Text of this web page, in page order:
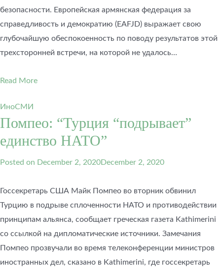
безопасности. Европейская армянская федерация за
справедливость и демократию (EAFJD) выражает свою
глубочайшую обеспокоенность по поводу результатов этой
трехсторонней встречи, на которой не удалось…
Read More
ИноСМИ
Помпео: “Турция “подрывает”
единство НАТО”
Posted on December 2, 2020December 2, 2020
Госсекретарь США Майк Помпео во вторник обвинил
Турцию в подрыве сплоченности НАТО и противодействии
принципам альянса, сообщает греческая газета Kathimerini
со ссылкой на дипломатические источники. Замечания
Помпео прозвучали во время телеконференции министров
иностранных дел, сказано в Kathimerini, где госсекретарь